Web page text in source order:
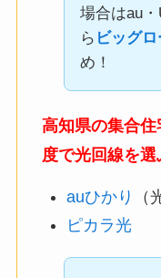
場合はau
ら ビッグ
め！
高知県の集合
度で光回線を選
auひかり
（
ピカラ光